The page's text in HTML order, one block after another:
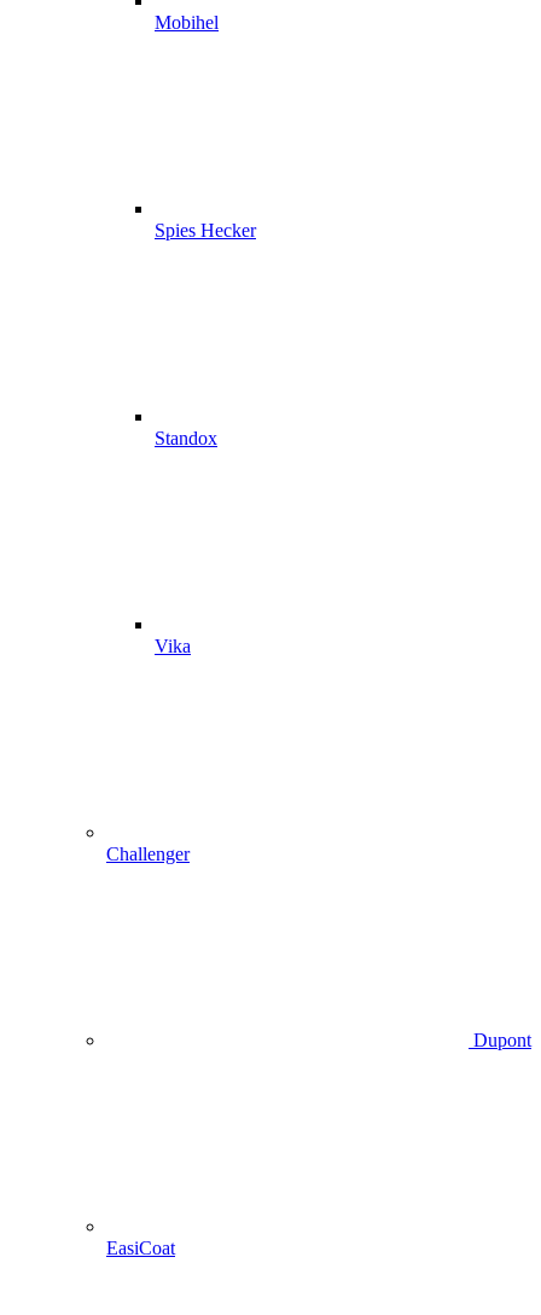
Mobihel
Spies Hecker
Standox
Vika
Challenger
Dupont
EasiCoat